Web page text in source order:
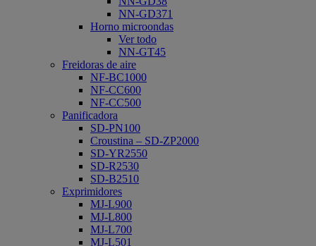
NN-GD371
Horno microondas
Ver todo
NN-GT45
Freidoras de aire
NF-BC1000
NF-CC600
NF-CC500
Panificadora
SD-PN100
Croustina – SD-ZP2000
SD-YR2550
SD-R2530
SD-B2510
Exprimidores
MJ-L900
MJ-L800
MJ-L700
MJ-L501